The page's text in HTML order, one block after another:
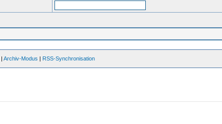
|Archiv-Modus | RSS-Synchronisation